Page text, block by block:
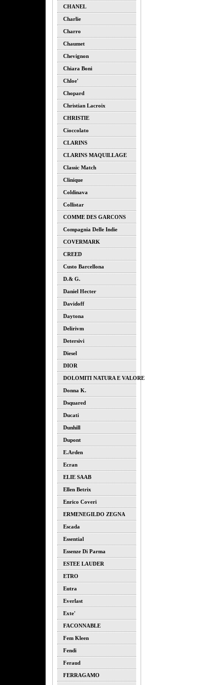
CHANEL
Charlie
Charro
Chaumet
Chevignon
Chiara Boni
Chloe'
Chopard
Christian Lacroix
CHRISTIE
Cioccolato
CLARINS
CLARINS MAQUILLAGE
Classic Match
Clinique
Coldinava
Collistar
COMME DES GARCONS
Compagnia Delle Indie
COVERMARK
CREED
Custo Barcellona
D.& G.
Daniel Hecter
Davidoff
Daytona
Delirivm
Detersivi
Diesel
DIOR
DOLOMITI NATURA E VALORE
Donna K.
Dsquared
Ducati
Dunhill
Dupont
E.arden
Ecran
ELIE SAAB
Ellen Betrix
Enrico Coveri
ERMENEGILDO ZEGNA
Escada
Essential
Essenze Di Parma
ESTEE LAUDER
ETRO
Eutra
Everlast
Exte'
FACONNABLE
Fem Kleen
Fendi
Feraud
FERRAGAMO